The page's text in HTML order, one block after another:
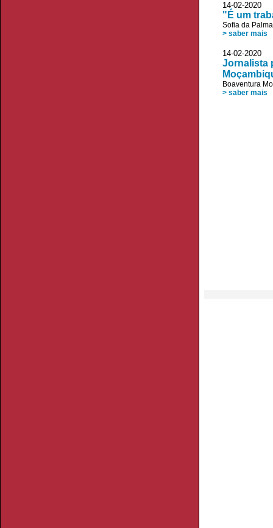
14-02-2020
"É um
Sofia da
> saber mais
14-02-2020
Jornalista
Boaventura
> saber mais